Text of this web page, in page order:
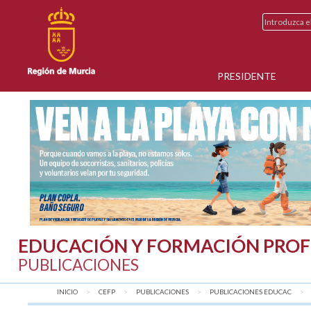
PRESIDENTE
EDUCACIÓN Y FORMACIÓN
PUBLICACIONES
INICIO CEFP PUBLICACIONES PUBLICACIONES EDUCAC